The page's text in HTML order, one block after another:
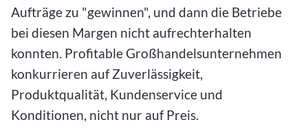
Aufträge zu "gewinnen", und dann die Betriebe
bei diesen Margen nicht aufrechterhalten
konnten. Profitable Großhandelsunternehmen
konkurrieren auf Zuverlässigkeit,
Produktqualität, Kundenservice und
Konditionen, nicht nur auf Preis.